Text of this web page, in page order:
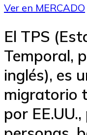
Ver en MERCADO
El TPS
Temporal,
inglés), es
migratorio
por